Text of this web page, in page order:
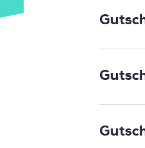
Sie mit
dabei.